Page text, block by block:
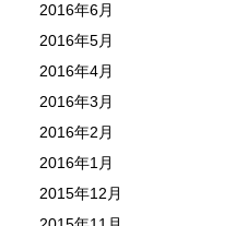
2016年6月
2016年5月
2016年4月
2016年3月
2016年2月
2016年1月
2015年12月